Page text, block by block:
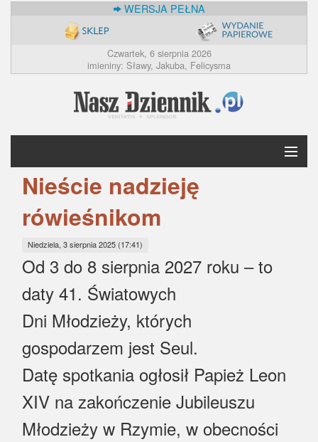
WERSJA PEŁNA
Czwartek, 6 sierpnia 2026
imieniny: Sławy, Jakuba, Felicysma
Krótko
Polska
Ekonomia
Myśl
Wiara
Sport
BlogAiD
Nieście nadzieję
rówieśnikom
Niedziela, 3 sierpnia 2025 (17:41)
Od 3 do 8 sierpnia 2027 roku – to
daty 41. Światowych
Dni Młodzieży, których
gospodarzem jest Seul.
Datę spotkania ogłosił Papież Leon
XIV na zakończenie Jubileuszu
Młodzieży w Rzymie, w obecności